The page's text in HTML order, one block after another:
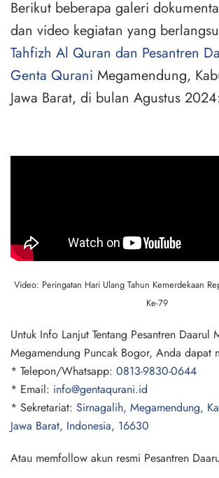
Berikut beberapa galeri
dan video kegiatan yang
Tahfizh Al Quran dan Pesantren
Genta Qurani Megamendung,
Jawa Barat, di bulan Agustus 2024:
Video: Peringatan Hari Ulang Tahun Kemerdekaan
Ke-79
Untuk Info Lanjut Tentang Pesantren Daarul
Megamendung Puncak Bogor, Anda dapat
* Telepon/Whatsapp: 0813-9830-0644
* Email: info@gentaqurani.id
* Sekretariat: Sirnagalih, Megamendung,
Jawa Barat, Indonesia, 16630
Atau memfollow akun resmi Pesantren